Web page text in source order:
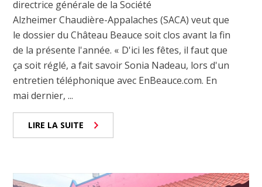
directrice générale de la Société
Alzheimer Chaudière-Appalaches (SACA) veut que
le dossier du Château Beauce soit clos avant la fin
de la présente l'année. « D'ici les fêtes, il faut que
ça soit réglé, a fait savoir Sonia Nadeau, lors d'un
entretien téléphonique avec EnBeauce.com. En
mai dernier, ...
LIRE LA SUITE